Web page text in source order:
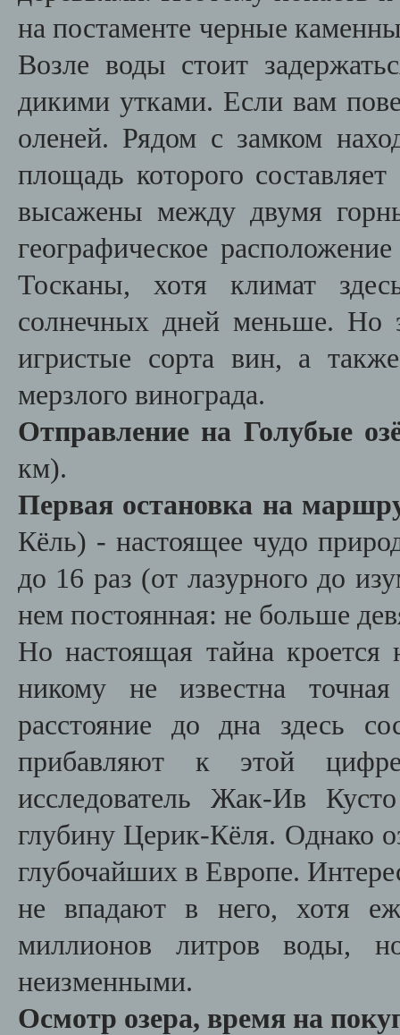
на постаменте черные
Возле воды стоит
дикими утками. Если вам
оленей. Рядом с замком
площадь которого
высажены между двумя
географическое
Тосканы, хотя климат
солнечных дней меньше. Но
игристые сорта вин, а
мерзлого винограда.
Отправление на Голубые
км).
Первая остановка на
Кёль) - настоящее чудо
до 16 раз (от лазурного до
нем постоянная: не больше
Но настоящая тайна
никому не известна
расстояние до дна здесь
прибавляют к этой
исследователь Жак-Ив
глубину Церик-Кёля. Однако
глубочайших в Европе.
не впадают в него, хотя
миллионов литров воды,
неизменными.
Осмотр озера, время на